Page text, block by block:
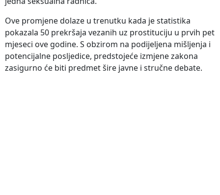
Ove promjene dolaze u trenutku kada je statistika
pokazala 50 prekršaja vezanih uz prostituciju u prvih pet
mjeseci ove godine. S obzirom na podijeljena mišljenja i
potencijalne posljedice, predstojeće izmjene zakona
zasigurno će biti predmet šire javne i stručne debate.